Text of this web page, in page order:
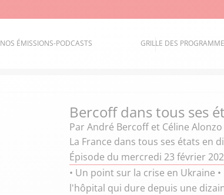
NOS ÉMISSIONS-PODCASTS GRILLE DES
Bercoff dans tous ses
Par André Bercoff et Céline Alonzo
La France dans tous ses états en
Épisode du mercredi 23 février
• Un point sur la crise en Ukraine
l'hôpital qui dure depuis une